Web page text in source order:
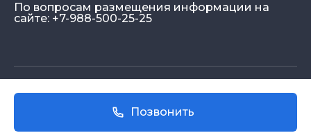
Позвонить
По вопросам размещения информации на
сайте: +7-988-500-25-25
© Azur.ru, 2026